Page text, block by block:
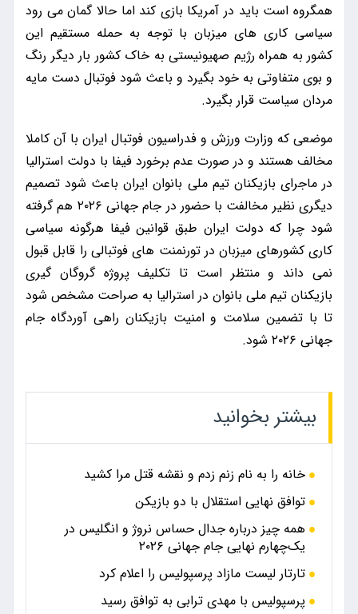
همگروه است باید در آمریکا بازی کند اما حالا گمان می رود
سیاسی کاری های میزبان با توجه به حمله مستقیم این
کشور به همراه رژیم صهیونیستی به خاک کشور بار دیگر رنگ
و بوی متفاوتی به خود بگیرد و باعث شود فوتبال دست مایه
مردان سیاست قرار بگیرد.
موضعی که وزارت ورزش و فدراسیون فوتبال ایران با آن کاملا
مخالف هستند و در صورت عدم برخورد فیفا با دولت استرالیا
در ماجرای بازیکنان تیم ملی بانوان ایران باعث شود تصمیم
دیگری نظیر مخالفت با حضور در جام جهانی ۲۰۲۶ هم گرفته
شود چرا که دولت ایران طبق قوانین فیفا هرگونه سیاسی
کاری کشورهای میزبان در تورنمنت های فوتبالی را قابل قبول
نمی داند و منتظر است تا تکلیف پروژه گروگان گیری
بازیکنان تیم ملی بانوان در استرالیا به صراحت مشخص شود
تا با تضمین سلامت و امنیت بازیکنان راهی آوردگاه جام
جهانی ۲۰۲۶ شود.
بیشتر بخوانید
خانه را به نام زنم زدم و نقشه قتل مرا کشید
توافق نهایی استقلال با دو بازیکن
همه چیز درباره جدال حساس نروژ و انگلیس در
یک‌چهارم نهایی جام جهانی ۲۰۲۶
تارتار لیست مازاد پرسپولیس را اعلام کرد
پرسپولیس با مهدی ترابی به توافق رسید